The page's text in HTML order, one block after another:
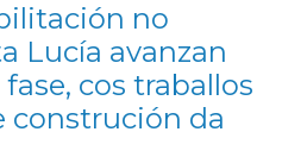
no
Lucía avanzan
cos traballos
construción da